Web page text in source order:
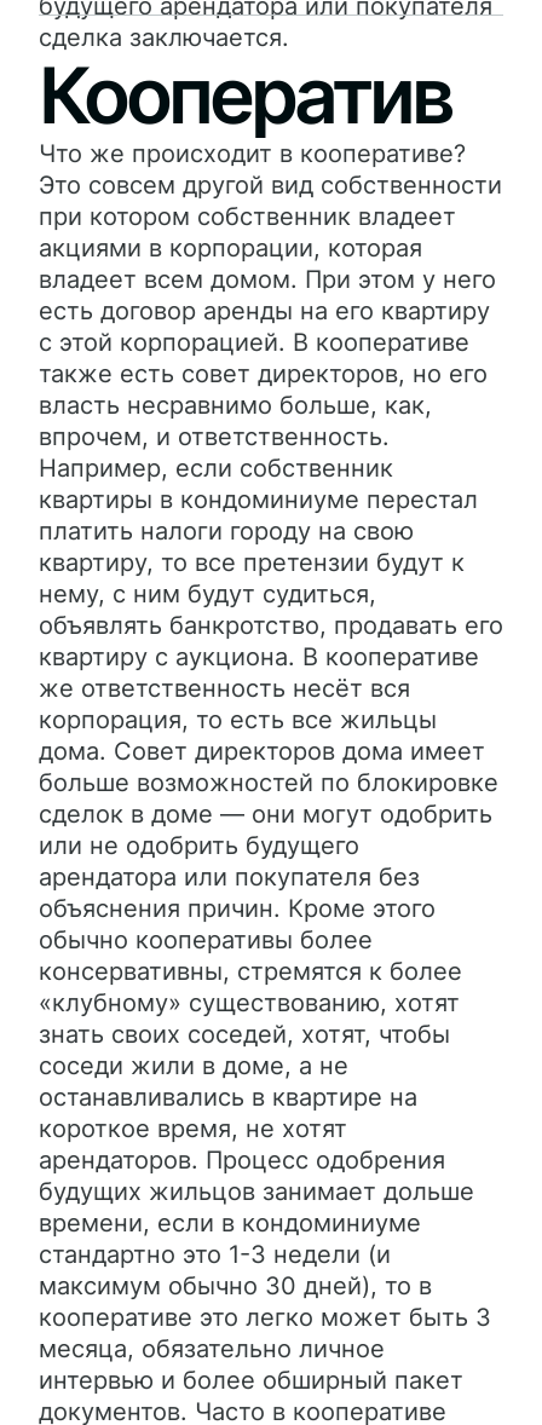
будущего арендатора или покупателя
сделка заключается.
Кооператив
Что же происходит в кооперативе?
Это совсем другой вид собственности
при котором собственник владеет
акциями в корпорации, которая
владеет всем домом. При этом у него
есть договор аренды на его квартиру
с этой корпорацией. В кооперативе
также есть совет директоров, но его
власть несравнимо больше, как,
впрочем, и ответственность.
Например, если собственник
квартиры в кондоминиуме перестал
платить налоги городу на свою
квартиру, то все претензии будут к
нему, с ним будут судиться,
объявлять банкротство, продавать его
квартиру с аукциона. В кооперативе
же ответственность несёт вся
корпорация, то есть все жильцы
дома. Совет директоров дома имеет
больше возможностей по блокировке
сделок в доме — они могут одобрить
или не одобрить будущего
арендатора или покупателя без
объяснения причин. Кроме этого
обычно кооперативы более
консервативны, стремятся к более
«клубному» существованию, хотят
знать своих соседей, хотят, чтобы
соседи жили в доме, а не
останавливались в квартире на
короткое время, не хотят
арендаторов. Процесс одобрения
будущих жильцов занимает дольше
времени, если в кондоминиуме
стандартно это 1-3 недели (и
максимум обычно 30 дней), то в
кооперативе это легко может быть 3
месяца, обязательно личное
интервью и более обширный пакет
документов. Часто в кооперативе